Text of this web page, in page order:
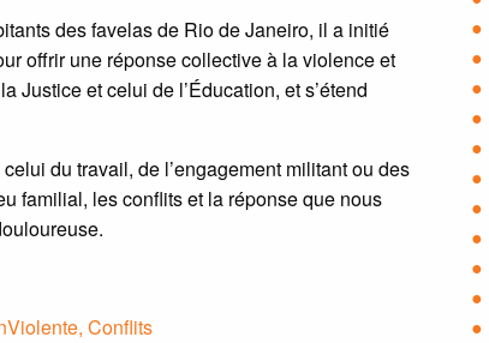
des favelas de Rio de Janeiro, il a initié
offrir une réponse collective à la violence et
Justice et celui de l’Éducation, et s’étend
du travail, de l’engagement militant ou des
familial, les conflits et la réponse que nous
, Conflits